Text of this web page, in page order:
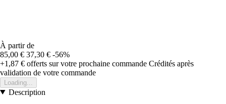
À partir de
85,00 € 37,30 € -56%
+1,87 € offerts sur votre prochaine commande Crédités après
validation de votre commande
Loading...
Description